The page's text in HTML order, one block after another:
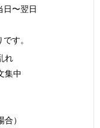
日〜翌日
す。
れ
集中
）